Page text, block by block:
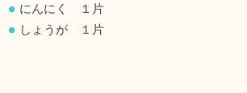
にんにく １片
しょうが １片